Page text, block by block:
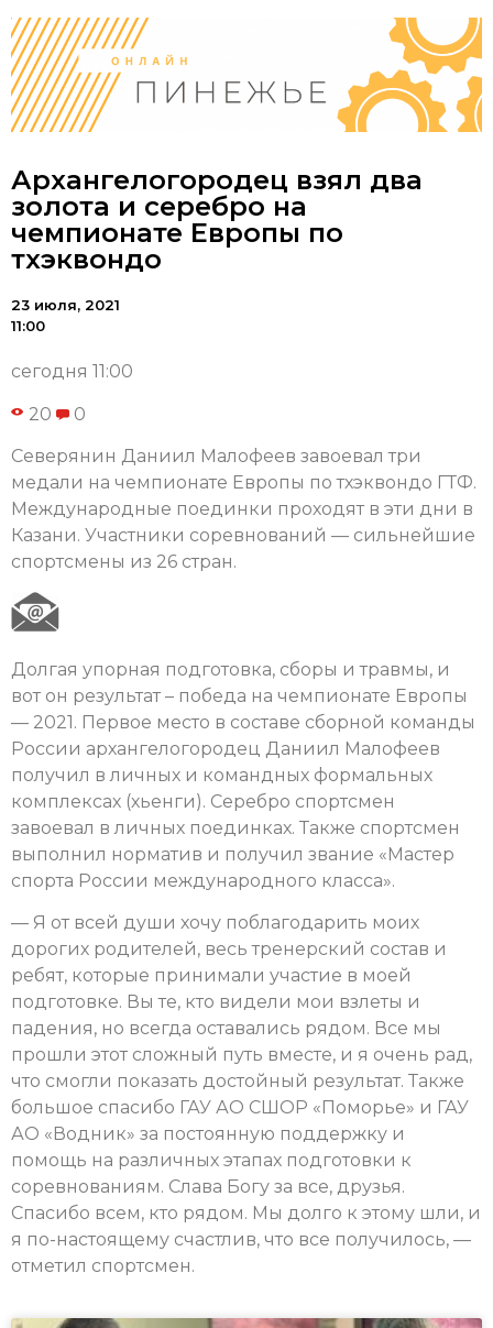
Архангелогородец взял два
золота и серебро на
чемпионате Европы по
тхэквондо
23 июля, 2021
11:00
сегодня 11:00
20 0
Северянин Даниил Малофеев завоевал три
медали на чемпионате Европы по тхэквондо ГТФ.
Международные поединки проходят в эти дни в
Казани. Участники соревнований — сильнейшие
спортсмены из 26 стран.
Долгая упорная подготовка, сборы и травмы, и
вот он результат – победа на чемпионате Европы
— 2021. Первое место в составе сборной команды
России архангелогородец Даниил Малофеев
получил в личных и командных формальных
комплексах (хьенги). Серебро спортсмен
завоевал в личных поединках. Также спортсмен
выполнил норматив и получил звание «Мастер
спорта России международного класса».
— Я от всей души хочу поблагодарить моих
дорогих родителей, весь тренерский состав и
ребят, которые принимали участие в моей
подготовке. Вы те, кто видели мои взлеты и
падения, но всегда оставались рядом. Все мы
прошли этот сложный путь вместе, и я очень рад,
что смогли показать достойный результат. Также
большое спасибо ГАУ АО СШОР «Поморье» и ГАУ
АО «Водник» за постоянную поддержку и
помощь на различных этапах подготовки к
соревнованиям. Слава Богу за все, друзья.
Спасибо всем, кто рядом. Мы долго к этому шли, и
я по-настоящему счастлив, что все получилось, —
отметил спортсмен.